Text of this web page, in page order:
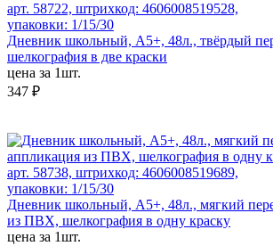
арт. 58722, штрихкод: 4606008519528,
упаковки: 1/15/30
Дневник школьный, А5+, 48л., твёрдый
шелкография в две краски
цена за 1шт.
347 ₽
арт. 58738, штрихкод: 4606008519689,
упаковки: 1/15/30
Дневник школьный, А5+, 48л., мягкий
из ПВХ, шелкография в одну краску
цена за 1шт.